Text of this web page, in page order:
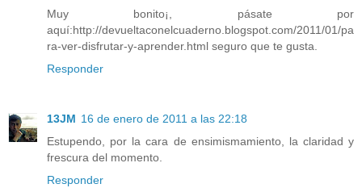
Muy bonito¡, pásate por
aquí:http://devueltaconelcuaderno.blogspot.com/2011/01/pa
ra-ver-disfrutar-y-aprender.html seguro que te gusta.
Responder
13JM 16 de enero de 2011 a las 22:18
Estupendo, por la cara de ensimismamiento, la claridad y
frescura del momento.
Responder